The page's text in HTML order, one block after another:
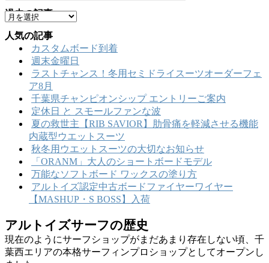
テ
ゴ
リ
ー
過去の記事
ア
ー
カ
人気の記事
カスタムボード到着
週末金曜日
ラストチャンス！冬用セミドライスーツオーダーフェ
ア8月
千葉県チャンピオンシップ エントリーご案内
定休日 と スモールファンな波
夏の救世主【RIB SAVIOR】肋骨痛を軽減させる機能
内蔵型ウエットスーツ
秋冬用ウエットスーツの大切なお知らせ
「ORANM」大人のショートボードモデル
万能なソフトボード ワックスの塗り方
アルトイズ認定中古ボードファイヤーワイヤー
【MASHUP・S BOSS】入荷
アルトイズサーフの歴史
現在のようにサーフショップがまだあまり存在しない頃、千
葉西エリアの本格サーフィンプロショップとしてオープンし